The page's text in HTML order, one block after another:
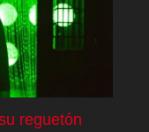
reguetón